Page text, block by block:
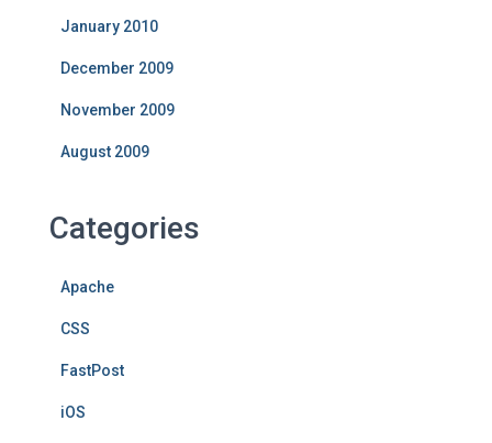
January 2010
December 2009
November 2009
August 2009
Categories
Apache
CSS
FastPost
iOS